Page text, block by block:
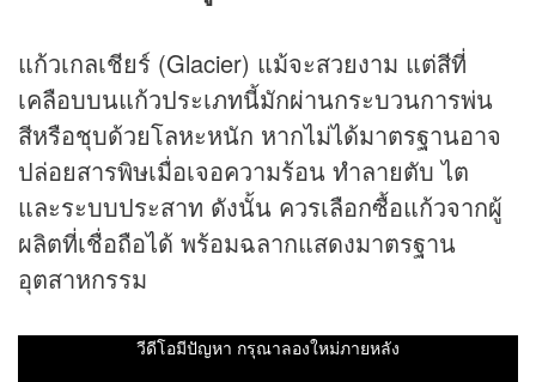
แก้วเกลเชียร์ (Glacier) แม้จะสวยงาม แต่สีที่
เคลือบบนแก้วประเภทนี้มักผ่านกระบวนการพ่น
สีหรือชุบด้วยโลหะหนัก หากไม่ได้มาตรฐานอาจ
ปล่อยสารพิษเมื่อเจอความร้อน ทำลายตับ ไต
และระบบประสาท ดังนั้น ควรเลือกซื้อแก้วจากผู้
ผลิตที่เชื่อถือได้ พร้อมฉลากแสดงมาตรฐาน
อุตสาหกรรม